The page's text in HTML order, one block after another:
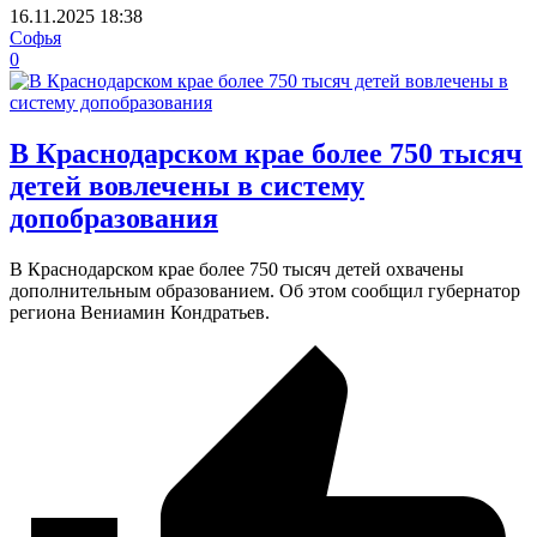
16.11.2025 18:38
Софья
0
В Краснодарском крае более 750 тысяч
детей вовлечены в систему
допобразования
В Краснодарском крае более 750 тысяч детей охвачены
дополнительным образованием. Об этом сообщил губернатор
региона Вениамин Кондратьев.